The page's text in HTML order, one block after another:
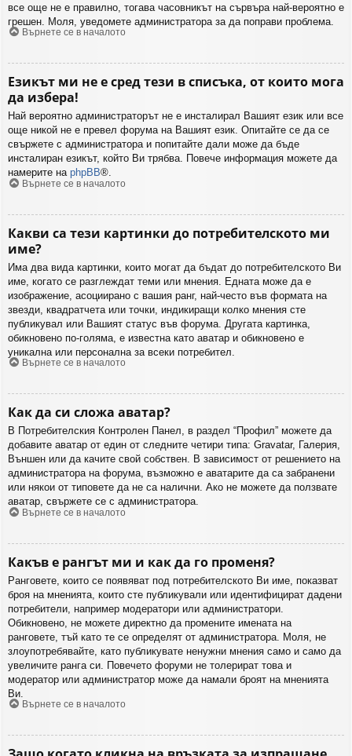
все още не е правилно, тогава часовникът на сървъра най-вероятно е
грешен. Моля, уведомете администратора за да поправи проблема.
Върнете се в началото
Езикът ми не е сред тези в списъка, от които мога
да избера!
Най вероятно администраторът не е инсталирал Вашият език или все
още никой не е превел форума на Вашият език. Опитайте се да се
свържете с администратора и попитайте дали може да бъде
инсталиран езикът, който Ви трябва. Повече информация можете да
намерите на phpBB®.
Върнете се в началото
Какви са тези картинки до потребителското ми
име?
Има два вида картинки, които могат да бъдат до потребителското Ви
име, когато се разглеждат теми или мнения. Едната може да е
изображение, асоциирано с вашия ранг, най-често във формата на
звезди, квадратчета или точки, индикиращи колко мнения сте
публикувал или Вашият статус във форума. Другата картинка,
обикновено по-голяма, е известна като аватар и обикновено е
уникална или персонална за всеки потребител.
Върнете се в началото
Как да си сложа аватар?
В Потребителския Контролен Панел, в раздел “Профил” можете да
добавите аватар от един от следните четири типа: Gravatar, Галерия,
Външен или да качите свой собствен. В зависимост от решението на
администратора на форума, възможно е аватарите да са забранени
или някои от типовете да не са налични. Ако не можете да ползвате
аватар, свържете се с администратора.
Върнете се в началото
Какъв е рангът ми и как да го променя?
Ранговете, които се появяват под потребителското Ви име, показват
броя на мненията, които сте публикували или идентифицират дадени
потребители, например модератори или администратори.
Обикновено, не можете директно да промените имената на
ранговете, тъй като те се определят от администратора. Моля, не
злоупотребявайте, като публикувате ненужни мнения само и само да
увеличите ранга си. Повечето форуми не толерират това и
модератор или администратор може да намали броят на мненията
Ви.
Върнете се в началото